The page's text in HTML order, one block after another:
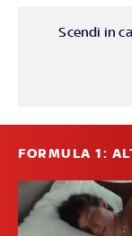
Scendi in
FORMULA 1: